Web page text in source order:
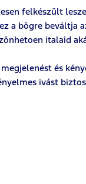
felkészült
a bögre beváltja
italaid
és
ivást